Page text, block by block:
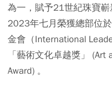
為一，賦予21世紀珠寶
2023年七月榮獲總部位
金會（International
「藝術文化卓越獎」
Award) 。